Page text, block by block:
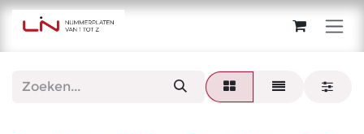
Overslaan naar inhoud